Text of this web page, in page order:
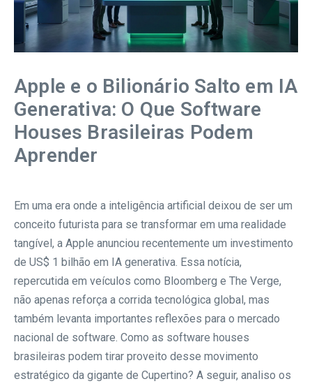
Apple e o Bilionário Salto em IA
Generativa: O Que Software
Houses Brasileiras Podem
Aprender
Em uma era onde a inteligência artificial deixou de ser um
conceito futurista para se transformar em uma realidade
tangível, a Apple anunciou recentemente um investimento
de US$ 1 bilhão em IA generativa. Essa notícia,
repercutida em veículos como Bloomberg e The Verge,
não apenas reforça a corrida tecnológica global, mas
também levanta importantes reflexões para o mercado
nacional de software. Como as software houses
brasileiras podem tirar proveito desse movimento
estratégico da gigante de Cupertino? A seguir, analiso os